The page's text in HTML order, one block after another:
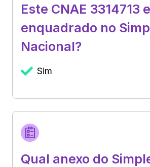
Este CNAE 3314713
enquadrado no
Nacional?
Sim
Qual anexo do